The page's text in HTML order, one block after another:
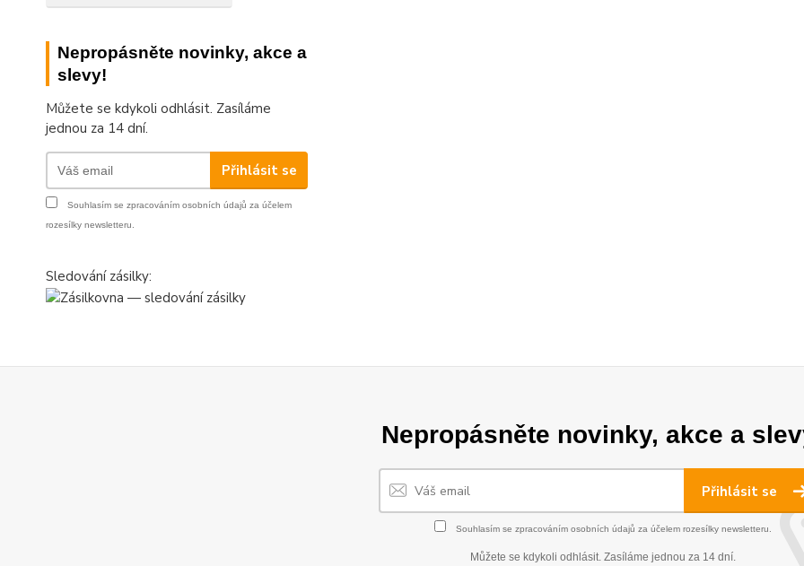
Nepropásněte novinky, akce a
slevy!
Můžete se kdykoli odhlásit. Zasíláme
jednou za 14 dní.
Přihlásit se
Souhlasím se zpracováním osobních údajů za účelem
rozesílky newsletteru.
Sledování zásilky:
Nepropásněte novinky, akce a
Přihlásit se
Souhlasím se zpracováním osobních údajů za účelem rozesílky newsletteru.
Můžete se kdykoli odhlásit. Zasíláme jednou za 14 dní.